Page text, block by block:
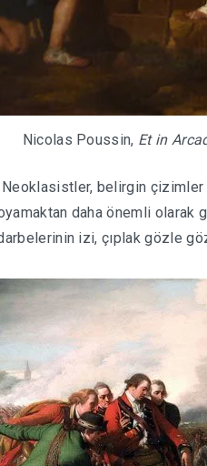
Nicolas Poussin, Et in
belirgin çizimler
daha önemli
izi, çıplak gözle